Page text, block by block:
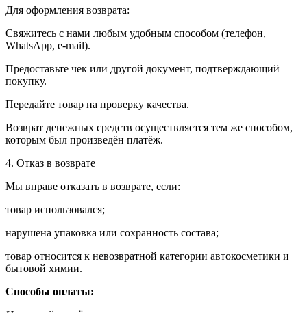
Для оформления возврата:
Свяжитесь с нами любым удобным способом (телефон,
WhatsApp, e-mail).
Предоставьте чек или другой документ, подтверждающий
покупку.
Передайте товар на проверку качества.
Возврат денежных средств осуществляется тем же способом,
которым был произведён платёж.
4. Отказ в возврате
Мы вправе отказать в возврате, если:
товар использовался;
нарушена упаковка или сохранность состава;
товар относится к невозвратной категории автокосметики и
бытовой химии.
Способы оплаты: